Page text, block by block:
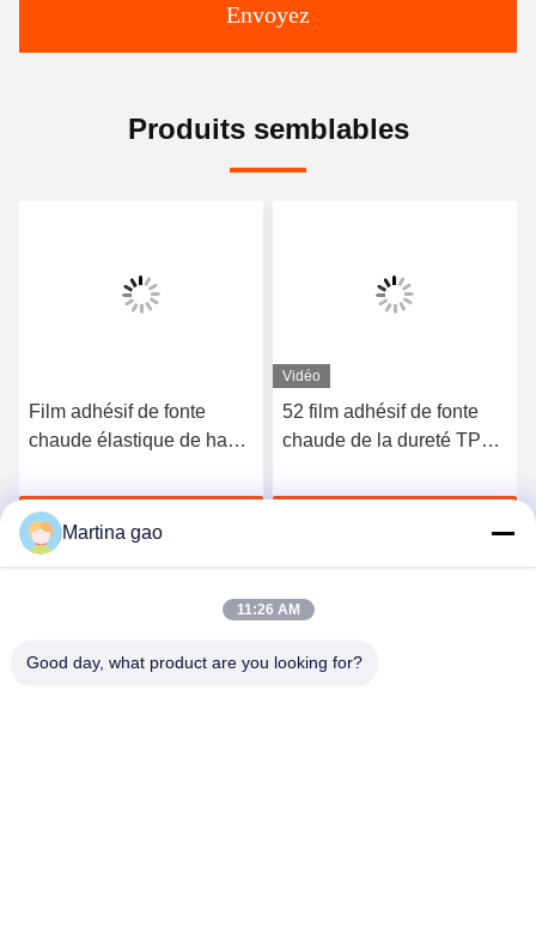
Envoyez
Produits semblables
Film adhésif de fonte
chaude élastique de haute
3412
Discuter Maintenant
Vidéo
52 film adhésif de fonte
chaude de la dureté TPU
vêtements sans couture
Martina gao
11:26 AM
Good day, what product are you looking for?